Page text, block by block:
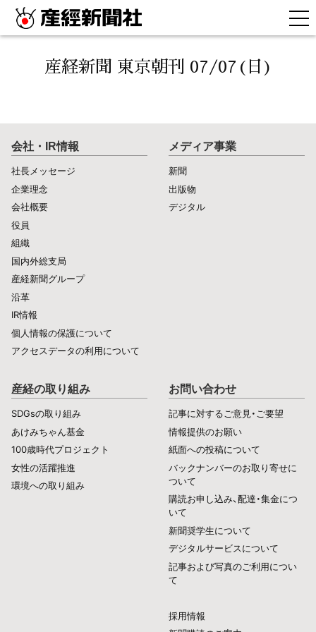
産経新聞 東京朝刊 07/07(日)
会社・IR情報
社長メッセージ
企業理念
会社概要
役員
組織
国内外総支局
産経新聞グループ
沿革
IR情報
個人情報の保護について
アクセスデータの利用について
メディア事業
新聞
出版物
デジタル
産経の取り組み
SDGsの取り組み
あけみちゃん基金
100歳時代プロジェクト
女性の活躍推進
環境への取り組み
お問い合わせ
記事に対するご意見・ご要望
情報提供のお願い
紙面への投稿について
バックナンバーのお取り寄せに
ついて
購読お申し込み、配達・集金につ
いて
新聞奨学生について
デジタルサービスについて
記事および写真のご利用につい
て
採用情報